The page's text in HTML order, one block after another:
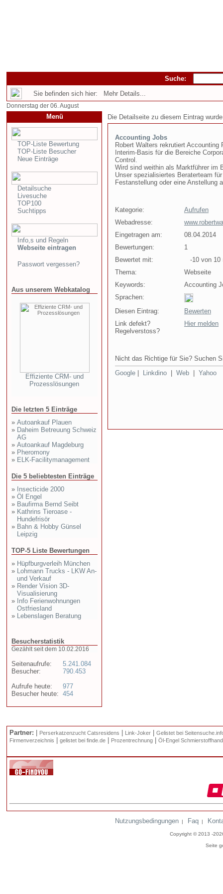
Suche:
Sie befinden sich hier: Mehr Details...
Donnerstag der 06. August
Menü
TOP-Liste Bewertung
TOP-Liste Besucher
Neue Einträge
Detailsuche
Livesuche
TOP100
Suchtipps
Info,s und Regeln
Webseite eintragen
Passwort vergessen?
Aus unserem Webkatalog
Effiziente CRM- und
Prozesslösungen
Die letzten 5 Einträge
» Autoankauf Plauen
» Daheim Betreuung Schweiz
AG
» Autoankauf Magdeburg
» Pheromony
» ELK-Facilitymanagement
Die 5 beliebtesten Einträge
» Insecticide 2000
» Öl Engel
» Baufirma Bernd Seibt
» Kathrins Tieroase -
Hundefrisör
» Bahn & Hobby Günsel
Leipzig
TOP-5 Liste Bewertungen
» Hüpfburgverleih München
» Lohmann Trucks - LKW An-
und Verkauf
» Render Vision 3D-
Visualisierung
» Info Ferienwohnungen
Ostfriesland
» Lebenslagen Beratung
Besucherstatistik
Gezählt seit dem 10.02.2016
Seitenaufrufe:
Besucher:
Aufrufe heute:
Besucher heute:
5.241.084
790.453
977
454
Die Detailseite zu diesem Eintrag
Accounting Jobs
Robert Walters rekrutiert
Interim-Basis für die Bereiche
Control.
Wird sind weithin als Marktführer im
Unser spezialisiertes Beraterteam
Festanstellung oder eine Anstellung
Kategorie:
Aufrufen
Webadresse:
Eingetragen am:
08.04.2014
Bewertungen:
1
Bewertet mit:
-10 von 10
Thema:
Webseite
Keywords:
Accounting
Sprachen:
Diesen Eintrag:
Bewerten
Link defekt?
Regelverstoss?
Hier melden
Nicht das Richtige für Sie? Suchen
Google
Linkdino Web Yahoo
Partner: Perserkatzenzucht Catsresidens Link-Joker
Gelistet bei
Firmenverzeichnis
gelistet bei finde.de Prozentrechnung Öl-Engel
Nutzungsbedingungen | Faq |
Copyright © 2013 -
Seite